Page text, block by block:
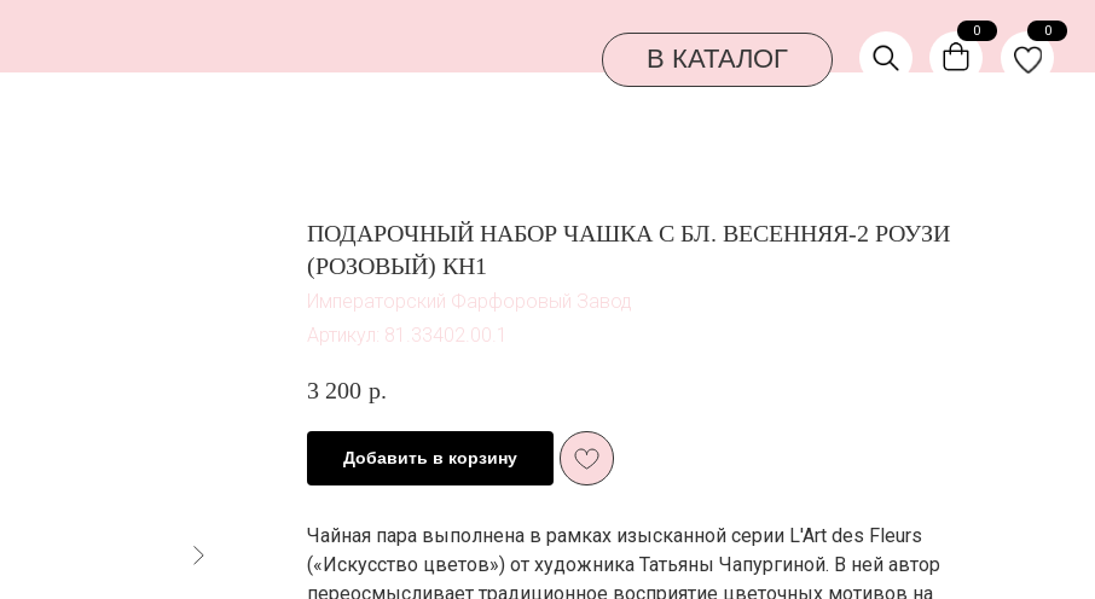
В КАТАЛОГ
ПОДАРОЧНЫЙ НАБОР ЧАШКА С БЛ. ВЕСЕННЯЯ-2 РОУЗИ
(РОЗОВЫЙ) КН1
Императорский Фарфоровый Завод
Артикул: 81.33402.00.1
3 200 р.
Добавить в корзину
Чайная пара выполнена в рамках изысканной серии L'Art des Fleurs
(«Искусство цветов») от художника Татьяны Чапургиной. В ней автор
переосмысливает традиционное восприятие цветочных мотивов на